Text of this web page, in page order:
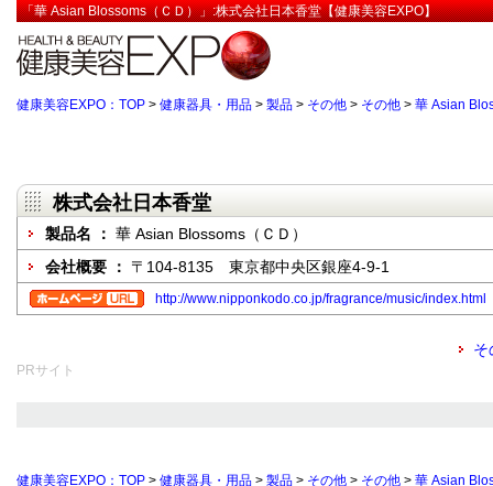
「華 Asian Blossoms（ＣＤ）」:株式会社日本香堂【健康美容EXPO】
健康美容EXPO：TOP > 健康器具・用品 > 製品 > その他 > その他 > 華 Asian
株式会社日本香堂
製品名 ： 華 Asian Blossoms（ＣＤ）
会社概要 ： 〒104-8135 東京都中央区銀座4-9-1
http://www.nipponkodo.co.jp/fragrance/music/index.html
そ
PRサイト
健康美容EXPO：TOP > 健康器具・用品 > 製品 > その他 > その他 > 華 Asian